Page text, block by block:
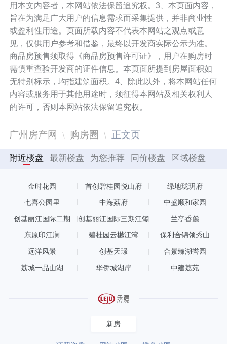
用本文内容者，本网站依法保留追究权。3、本页面内容，
旨在为满足广大用户的信息需求而采集提供，并非商业性
或盈利性用途。页面所载内容不代表本网站之观点或意
见，仅供用户参考和借鉴，最终以开发商实际公示为准。
商品房预售须取得《商品房预售许可证》，用户在购房时
需慎重查验开发商的证件信息。本页面所提到房屋面积如
无特别标示，均指建筑面积。4、除此以外，将本网站任何
内容或服务用于其他用途时，须征得本网站及相关权利人
的许可，否则本网站依法保留追究权。
广州房产网 购房圈 正文页
附近楼盘 最新楼盘 为您推荐 同价楼盘 区域楼盘
金时花园 首创碧桂园悦山府 绿地珑玥府
七喜公园里 中海荔府 中盛顺和家园
创基丽江国际二期 创基丽江国际三期江玺 兰亭香麓
东原印江澜 碧桂园云樾江湾 保利合锦领秀山
远洋风景 创基天璟 合景臻湖誉园
荔城一品山湖 华侨城湖岸 中建荔苑
新房